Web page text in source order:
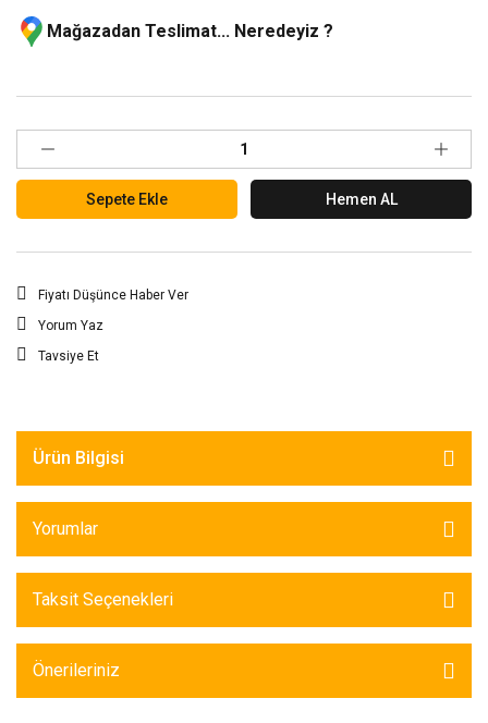
Mağazadan Teslimat... Neredeyiz ?
Sepete Ekle Hemen AL
Fiyatı Düşünce Haber Ver
Yorum Yaz
Tavsiye Et
Ürün Bilgisi
Yorumlar
Taksit Seçenekleri
Önerileriniz